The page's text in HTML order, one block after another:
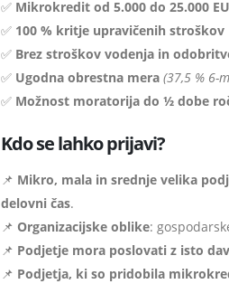
✅ Mikrokredit od 5.000 do 25.000
✅ 100 % kritje upravičenih stroškov
✅ Brez stroškov vodenja in
✅ Ugodna obrestna mera (37,5 % 6-
✅ Možnost moratorija do ½ dobe
Kdo se lahko prijavi?
📌 Mikro, mala in srednje velika
delovni čas.
📌 Organizacijske oblike:
📌 Podjetje mora poslovati z isto
📌 Podjetja, ki so pridobila